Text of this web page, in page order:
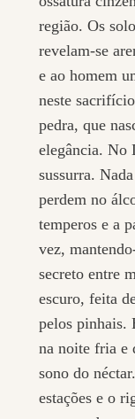
região. Os
revelam-se
e ao homem
neste
pedra, que
elegância. No
sussurra.
perdem no
temperos e a
vez,
secreto entre
escuro, feita
pelos pinhais.
na noite fria e
sono do
estações e o